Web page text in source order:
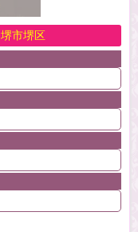
堺市堺区